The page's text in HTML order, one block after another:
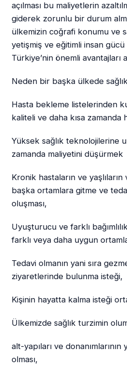
açılması bu maliyetlerin
giderek zorunlu bir durum
ülkemizin coğrafi konumu ve
yetişmiş ve eğitimli insan gücü
Türkiye’nin önemli avantajları
Neden bir başka ülkede
Hasta bekleme listelerinden
kaliteli ve daha kısa zamanda
Yüksek sağlık teknolojilerine
zamanda maliyetini düşürmek
Kronik hastaların ve
başka ortamlara gitme ve
oluşması,
Uyuşturucu ve farklı
farklı veya daha uygun
Tedavi olmanın yani sıra
ziyaretlerinde bulunma isteği,
Kişinin hayatta kalma isteği
Ülkemizde sağlık turzimin
alt-yapıları ve
olması,